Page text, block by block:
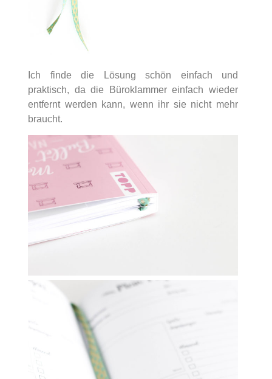
Ich finde die Lösung schön einfach und
praktisch, da die Büroklammer einfach wieder
entfernt werden kann, wenn ihr sie nicht mehr
braucht.